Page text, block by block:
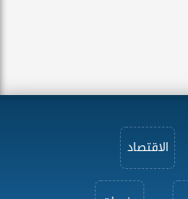
الاقتصاد